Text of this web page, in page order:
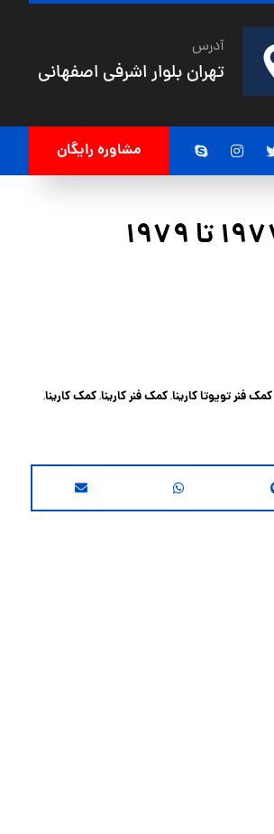
آدرس
تهران بلوار اشرفی اصفهانی
مشاوره رایگان
کمک فنر تویوتا کارینا,کمک فنر کارینا,کمک کارینا,